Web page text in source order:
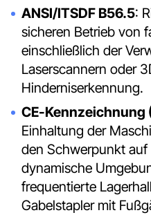
ANSI/ITSDF B56.5:
sicheren Betrieb von
einschließlich der
Laserscannern oder
Hinderniserkennung.
CE-Kennzeichnung
Einhaltung der
den Schwerpunkt
dynamische
frequentierte
Gabelstapler mit